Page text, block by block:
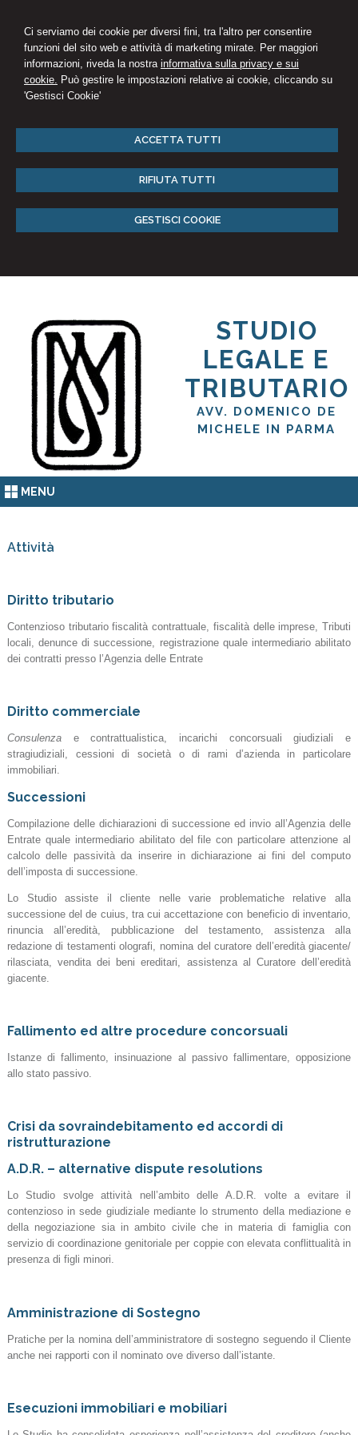
Ci serviamo dei cookie per diversi fini, tra l'altro per consentire
funzioni del sito web e attività di marketing mirate. Per maggiori
informazioni, riveda la nostra informativa sulla privacy e sui
cookie. Può gestire le impostazioni relative ai cookie, cliccando su
'Gestisci Cookie'
ACCETTA TUTTI
RIFIUTA TUTTI
GESTISCI COOKIE
STUDIO
LEGALE E
TRIBUTARIO
AVV. DOMENICO DE
MICHELE IN PARMA
MENU
Attività
Diritto tributario
Contenzioso tributario fiscalità contrattuale, fiscalità delle imprese, Tributi
locali, denunce di successione, registrazione quale intermediario abilitato
dei contratti presso l’Agenzia delle Entrate
Diritto commerciale
Consulenzae contrattualistica, incarichi concorsuali giudiziali e
stragiudiziali, cessioni di società o di rami d’azienda in particolare
immobiliari.
Successioni
Compilazione delle dichiarazioni di successione ed invio all’Agenzia delle
Entrate quale intermediario abilitato del file con particolare attenzione al
calcolo delle passività da inserire in dichiarazione ai fini del computo
dell’imposta di successione.
Lo Studio assiste il cliente nelle varie problematiche relative alla
successione del de cuius, tra cui accettazione con beneficio di inventario,
rinuncia all’eredità, pubblicazione del testamento, assistenza alla
redazione di testamenti olografi, nomina del curatore dell’eredità giacente/
rilasciata, vendita dei beni ereditari, assistenza al Curatore dell’eredità
giacente.
Fallimento ed altre procedure concorsuali
Istanze di fallimento, insinuazione al passivo fallimentare, opposizione
allo stato passivo.
Crisi da sovraindebitamento ed accordi di
ristrutturazione
A.D.R. – alternative dispute resolutions
Lo Studio svolge attività nell’ambito delle A.D.R. volte a evitare il
contenzioso in sede giudiziale mediante lo strumento della mediazione e
della negoziazione sia in ambito civile che in materia di famiglia con
servizio di coordinazione genitoriale per coppie con elevata conflittualità in
presenza di figli minori.
Amministrazione di Sostegno
Pratiche per la nomina dell’amministratore di sostegno seguendo il Cliente
anche nei rapporti con il nominato ove diverso dall’istante.
Esecuzioni immobiliari e mobiliari